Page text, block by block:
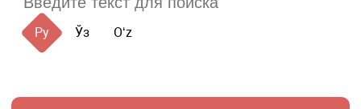
Ру Ўз Oʻz